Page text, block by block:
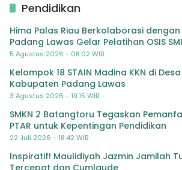
Pendidikan
Hima Palas Riau Berkolaborasi
Padang Lawas Gelar Pelatihan OSIS
Padang Lawas
5 Agustus 2026 - 08:02 WIB
Kelompok 18 STAIN Madina KKN di
Kabupaten Padang Lawas
3 Agustus 2026 - 19:15 WIB
SMKN 2 Batangtoru Tegaskan
PTAR untuk Kepentingan Pendidikan
22 Juli 2026 - 18:42 WIB
Inspiratif! Maulidiyah Jazmin Jamilah